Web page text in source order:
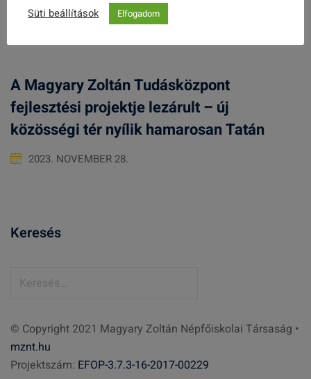
A Magyary Zoltán Tudásközpont
fejlesztési projektje lezárult – új
közösségi tér nyílik hamarosan Tatán
2023. NOVEMBER 28.
Keresés
e
s
é
© Copyright 2021 Magyary Zoltán Népfőiskolai Társaság •
mznt.hu
Projektszám: EFOP-3.7.3-16-2017-00229
Süti beállítások
Elfogadom